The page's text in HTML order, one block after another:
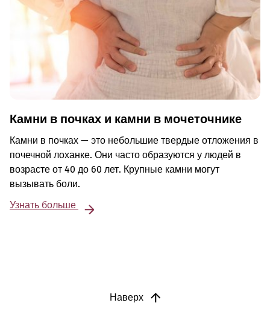
Камни в почках и камни в мочеточнике
Камни в почках — это небольшие твердые отложения в
почечной лоханке. Они часто образуются у людей в
возрасте от 40 до 60 лет. Крупные камни могут
вызывать боли.
Узнать больше
Наверх